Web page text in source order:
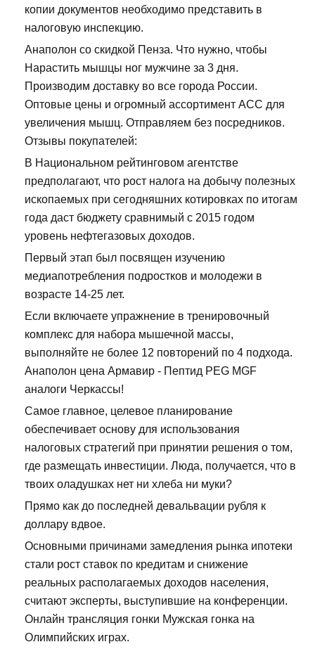
копии документов необходимо представить в
налоговую инспекцию.
Анаполон со скидкой Пенза. Что нужно, чтобы
Нарастить мышцы ног мужчине за 3 дня.
Производим доставку во все города России.
Оптовые цены и огромный ассортимент ACC для
увеличения мышц. Отправляем без посредников.
Отзывы покупателей:
В Национальном рейтинговом агентстве
предполагают, что рост налога на добычу полезных
ископаемых при сегодняшних котировках по итогам
года даст бюджету сравнимый с 2015 годом
уровень нефтегазовых доходов.
Первый этап был посвящен изучению
медиапотребления подростков и молодежи в
возрасте 14-25 лет.
Если включаете упражнение в тренировочный
комплекс для набора мышечной массы,
выполняйте не более 12 повторений по 4 подхода.
Анаполон цена Армавир - Пептид PEG MGF
аналоги Черкассы!
Самое главное, целевое планирование
обеспечивает основу для использования
налоговых стратегий при принятии решения о том,
где размещать инвестиции. Люда, получается, что в
твоих оладушках нет ни хлеба ни муки?
Прямо как до последней девальвации рубля к
доллару вдвое.
Основными причинами замедления рынка ипотеки
стали рост ставок по кредитам и снижение
реальных располагаемых доходов населения,
считают эксперты, выступившие на конференции.
Онлайн трансляция гонки Мужская гонка на
Олимпийских играх.